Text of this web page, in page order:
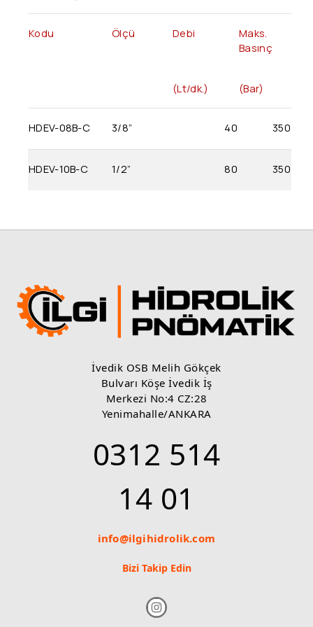
Walvoil / Galtech Kumanda Kolları
Yardımcı Hat Tipi Valfler
Hydronica (Valfler)
Ferro
Redüktör ve Tamburlar
Comer Industries
Kodu Ölçü Debi
Maks.
Basınç
(Lt/dk.) (Bar)
HDEV-08B-C 3/8” 40 350
HDEV-10B-C 1/2” 80 350
İvedik OSB Melih Gökçek
Bulvarı Köşe İvedik İş
Merkezi No:4 CZ:28
Yenimahalle/ANKARA
0312 514
14 01
info@ilgihidrolik.com
Bizi Takip Edin